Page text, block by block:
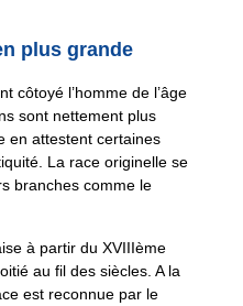
plus grande
côtoyé l’homme de l’âge
sont nettement plus
en attestent certaines
La race originelle se
branches comme le
à partir du XVIIIème
au fil des siècles. A la
est reconnue par le